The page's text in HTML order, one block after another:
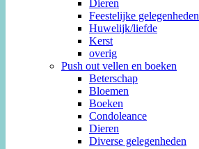
Dieren
Feestelijke gelegenheden
Huwelijk/liefde
Kerst
overig
Push out vellen en boeken
Beterschap
Bloemen
Boeken
Condoleance
Dieren
Diverse gelegenheden